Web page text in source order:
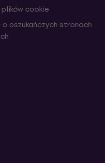
cookie
oszukańczych stronach